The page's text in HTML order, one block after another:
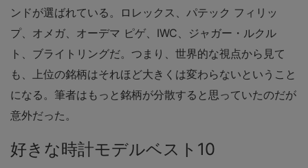
ンドが選ばれている。ロレックス、パテック フィリッ
プ、オメガ、オーデマ ピゲ、IWC、ジャガー・ルクル
ト、ブライトリングだ。つまり、世界的な視点から見て
も、上位の銘柄はそれほど大きくは変わらないということ
になる。筆者はもっと銘柄が分散すると思っていたのだが
意外だった。
好きな時計モデルベスト10